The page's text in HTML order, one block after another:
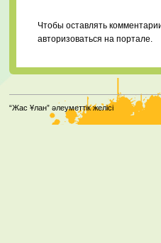
Чтобы оставлять
авторизоваться на портале.
“Жас Ұлан” әлеуметтік желісі